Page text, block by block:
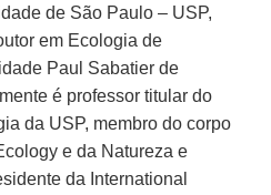
de São Paulo – USP,
em Ecologia de
Paul Sabatier de
é professor titular do
da USP, membro do corpo
e da Natureza e
da International